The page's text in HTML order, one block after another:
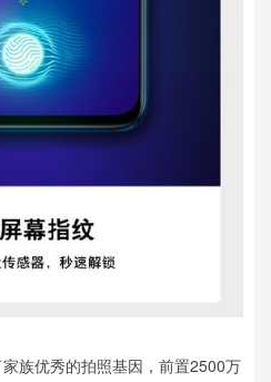
族优秀的拍照基因，前置2500万